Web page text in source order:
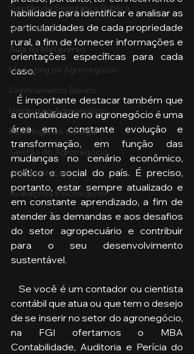
Gestão de Segurança Publica
Metaverso
Aula no Metaverso
Marketing no Agronegócio
Confinamento Bovino
Holding no Agronegócio
Psicologia de tráfego
Gestão do Agronegócio
Administração
Avaliações Psicológicas
habilidade para identificar e analisar as
particularidades de cada propriedade
rural, a fim de fornecer informações e
orientações específicas para cada
caso.
a contabilidade no agronegócio é uma
área em constante evolução e
transformação, em função das
mudanças no cenário econômico,
político e social do país. É preciso,
portanto, estar sempre atualizado e
em constante aprendizado, a fim de
atender às demandas e aos desafios
do setor agropecuário e contribuir
para o seu desenvolvimento
sustentável.
contábil que atua ou que tem o desejo
de se inserir no setor do agronegócio,
na FGI ofertamos o MBA
Contabilidade, Auditoria e Perícia do